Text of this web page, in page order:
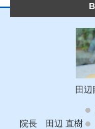
田辺
院長 田辺 直樹